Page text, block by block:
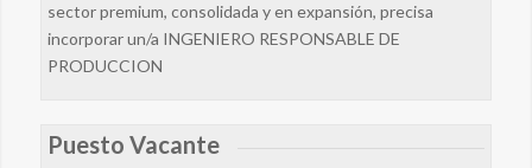
sector premium, consolidada y en expansión, precisa
incorporar un/a INGENIERO RESPONSABLE DE
PRODUCCION
Puesto Vacante